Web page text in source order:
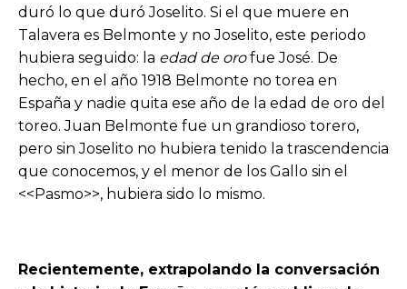
duró lo que duró Joselito. Si el que muere en
Talavera es Belmonte y no Joselito, este periodo
hubiera seguido: la edad de orofue José. De
hecho, en el año 1918 Belmonte no torea en
España y nadie quita ese año de la edad de oro del
toreo. Juan Belmonte fue un grandioso torero,
pero sin Joselito no hubiera tenido la trascendencia
que conocemos, y el menor de los Gallo sin el
<<Pasmo>>, hubiera sido lo mismo.
Recientemente, extrapolando la conversación